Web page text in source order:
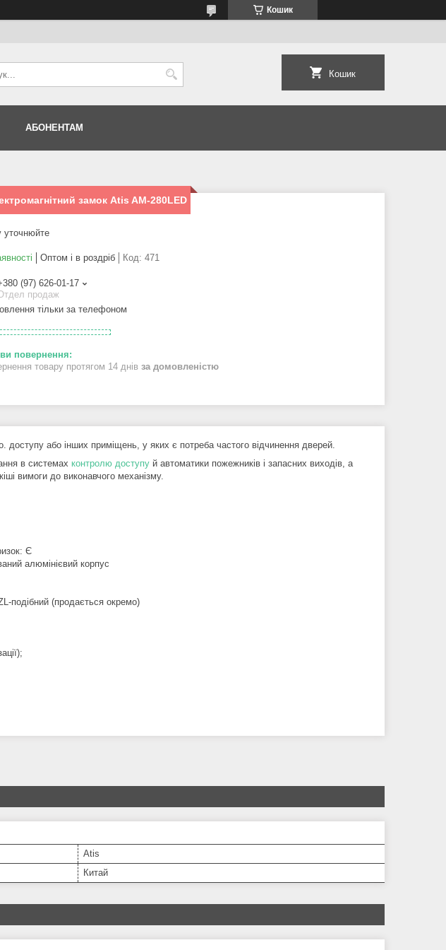
Кошик
Кошик
АБОНЕНТАМ
замок Atis AM-280LED
уточнюйте
Оптом і в роздріб Код: 471
(97) 626-01-17
продаж
тільки за телефоном
товару протягом 14 днів за домовленістю
доступу або інших приміщень, у яких є потреба частого відчинення дверей.
в системах контролю доступу й автоматики пожежників і запасних виходів, а
вимоги до виконавчого механізму.
Є
алюмінієвий корпус
подібний (продається окремо)
Atis
Китай